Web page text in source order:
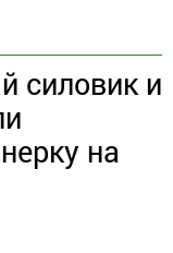
силовик и
на